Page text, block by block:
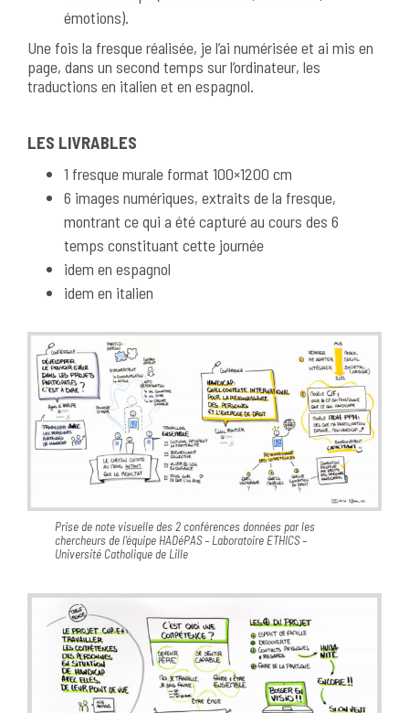
émotions).
Une fois la fresque réalisée, je l’ai numérisée et ai mis en
page, dans un second temps sur l’ordinateur, les
traductions en italien et en espagnol.
LES LIVRABLES
1 fresque murale format 100×1200 cm
6 images numériques, extraits de la fresque,
montrant ce qui a été capturé au cours des 6
temps constituant cette journée
idem en espagnol
idem en italien
Prise de note visuelle des 2 conférences données par les
chercheurs de l’équipe HADéPAS – Laboratoire ETHICS –
Université Catholique de Lille